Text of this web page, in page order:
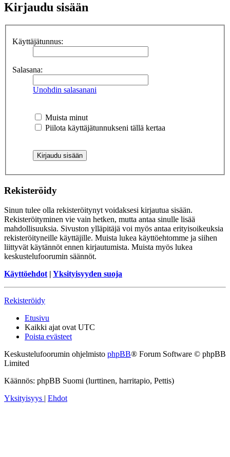
Kirjaudu sisään
Käyttäjätunnus:
Salasana:
Unohdin salasanani
Muista minut
Piilota käyttäjätunnukseni tällä kertaa
Rekisteröidy
Sinun tulee olla rekisteröitynyt voidaksesi kirjautua sisään.
Rekisteröityminen vie vain hetken, mutta antaa sinulle lisää
mahdollisuuksia. Sivuston ylläpitäjä voi myös antaa erityisoikeuksia
rekisteröityneille käyttäjille. Muista lukea käyttöehtomme ja siihen
liittyvät käytännöt ennen kirjautumista. Muista myös lukea
keskustelufoorumin säännöt.
Käyttöehdot | Yksityisyyden suoja
Rekisteröidy
Etusivu
Kaikki ajat ovat UTC
Poista evästeet
Keskustelufoorumin ohjelmisto phpBB® Forum Software © phpBB
Limited
Käännös: phpBB Suomi (lurttinen, harritapio, Pettis)
Yksityisyys | Ehdot